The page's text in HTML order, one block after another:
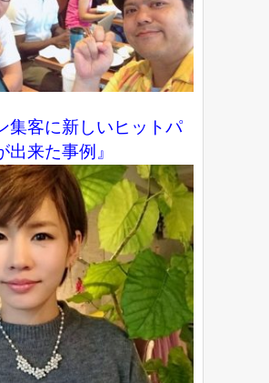
集客に新しいヒットパ
出来た事例』